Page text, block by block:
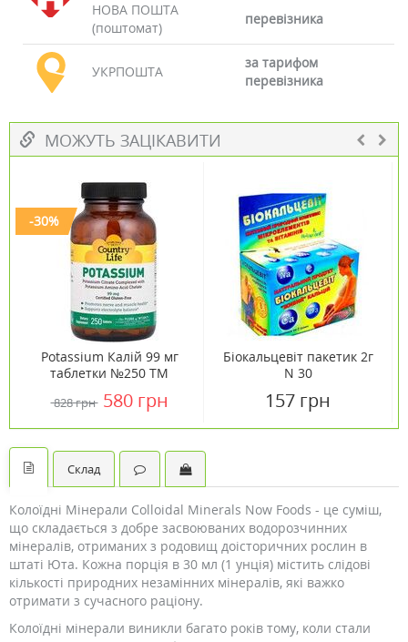
НОВА ПОШТА
(поштомат)
перевізника
УКРПОШТА
за тарифом
перевізника
МОЖУТЬ ЗАЦІКАВИТИ
-30%
Potassium Калій 99 мг
таблетки №250 ТМ
Life
828 грн 580 грн
Біокальцевіт пакетик 2г
N 30
157 грн
Склад
Колоїдні Мінерали Colloidal Minerals Now Foods - це суміш,
що складається з добре засвоюваних водорозчинних
мінералів, отриманих з родовищ доісторичних рослин в
штаті Юта. Кожна порція в 30 мл (1 унція) містить слідові
кількості природних незамінних мінералів, які важко
отримати з сучасного раціону.
Колоїдні мінерали виникли багато років тому, коли стали